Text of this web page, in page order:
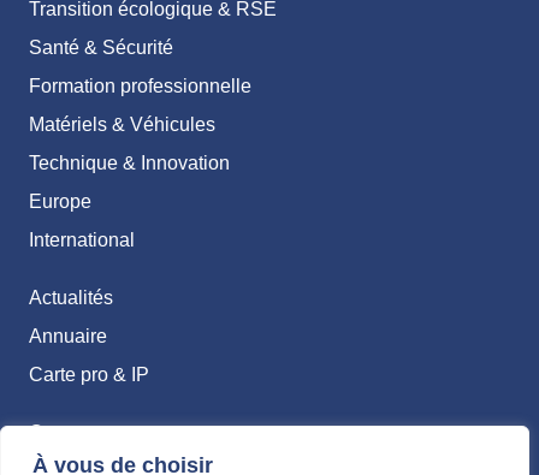
À vous de choisir
Transition écologique & RSE
Santé & Sécurité
Formation professionnelle
Matériels & Véhicules
Technique & Innovation
Europe
International
Actualités
Annuaire
Carte pro & IP
Contact